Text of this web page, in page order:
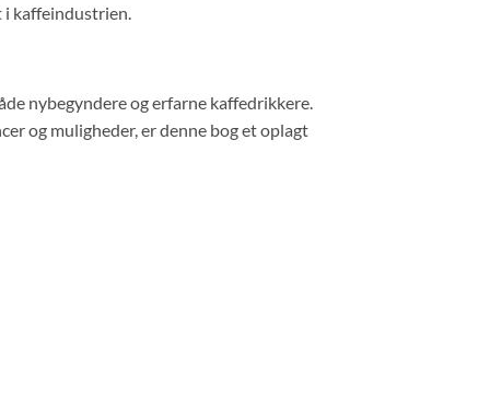
i kaffeindustrien.
nybegyndere og erfarne kaffedrikkere.
og muligheder, er denne bog et oplagt